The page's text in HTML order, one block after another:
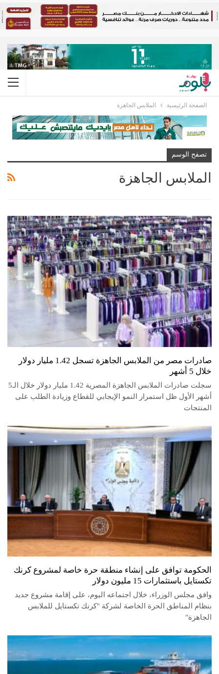
الصفحة الرئيسية الملابس الجاهزة
تصفح الوسم
الملابس الجاهزة
صادرات مصر من الملابس الجاهزة تسجل 1.42 مليار دولار
خلال 5 أشهر
سجلت صادرات الملابس الجاهزة المصرية 1.42 مليار دولار خلال الـ5
أشهر الأول ظل استمرار النمو الإيجابي للقطاع وزيادة الطلب على
المنتجات
الحكومة توافق على إنشاء منطقة حرة خاصة لمشروع كرنك
تكستايل باستثمارات 15 مليون دولار
وافق مجلس الوزراء، خلال اجتماعه اليوم، على إقامة مشروع جديد
بنظام المناطق الحرة الخاصة لشركة "كرنك تكستايل للملابس
الجاهزة"